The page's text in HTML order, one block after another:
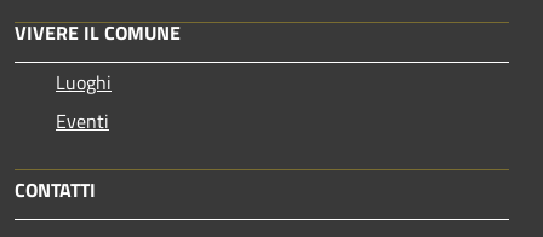
VIVERE IL COMUNE
Luoghi
Eventi
CONTATTI